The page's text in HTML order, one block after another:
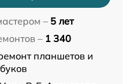
– 5 лет
– 1 340
планшетов и